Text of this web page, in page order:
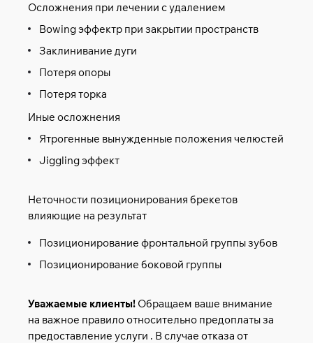
Осложнения при лечении с удалением
Bowing эффектр при закрытии пространств
Заклинивание дуги
Потеря опоры
Потеря торка
Иные осложнения
Ятрогенные вынужденные положения челюстей
Jiggling эффект
Неточности позиционирования брекетов
влияющие на результат
Позиционирование фронтальной группы зубов
Позиционирование боковой группы
Уважаемые клиенты! Обращаем ваше внимание
на важное правило относительно предоплаты за
предоставление услуги . В случае отказа от